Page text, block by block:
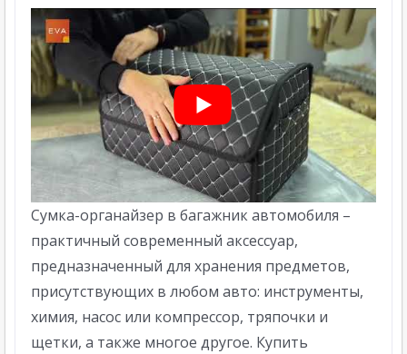
Сумка-органайзер в багажник автомобиля –
практичный современный аксессуар,
предназначенный для хранения предметов,
присутствующих в любом авто: инструменты,
химия, насос или компрессор, тряпочки и
щетки, а также многое другое. Купить